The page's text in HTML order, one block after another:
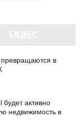
в
активно
недвижимость в